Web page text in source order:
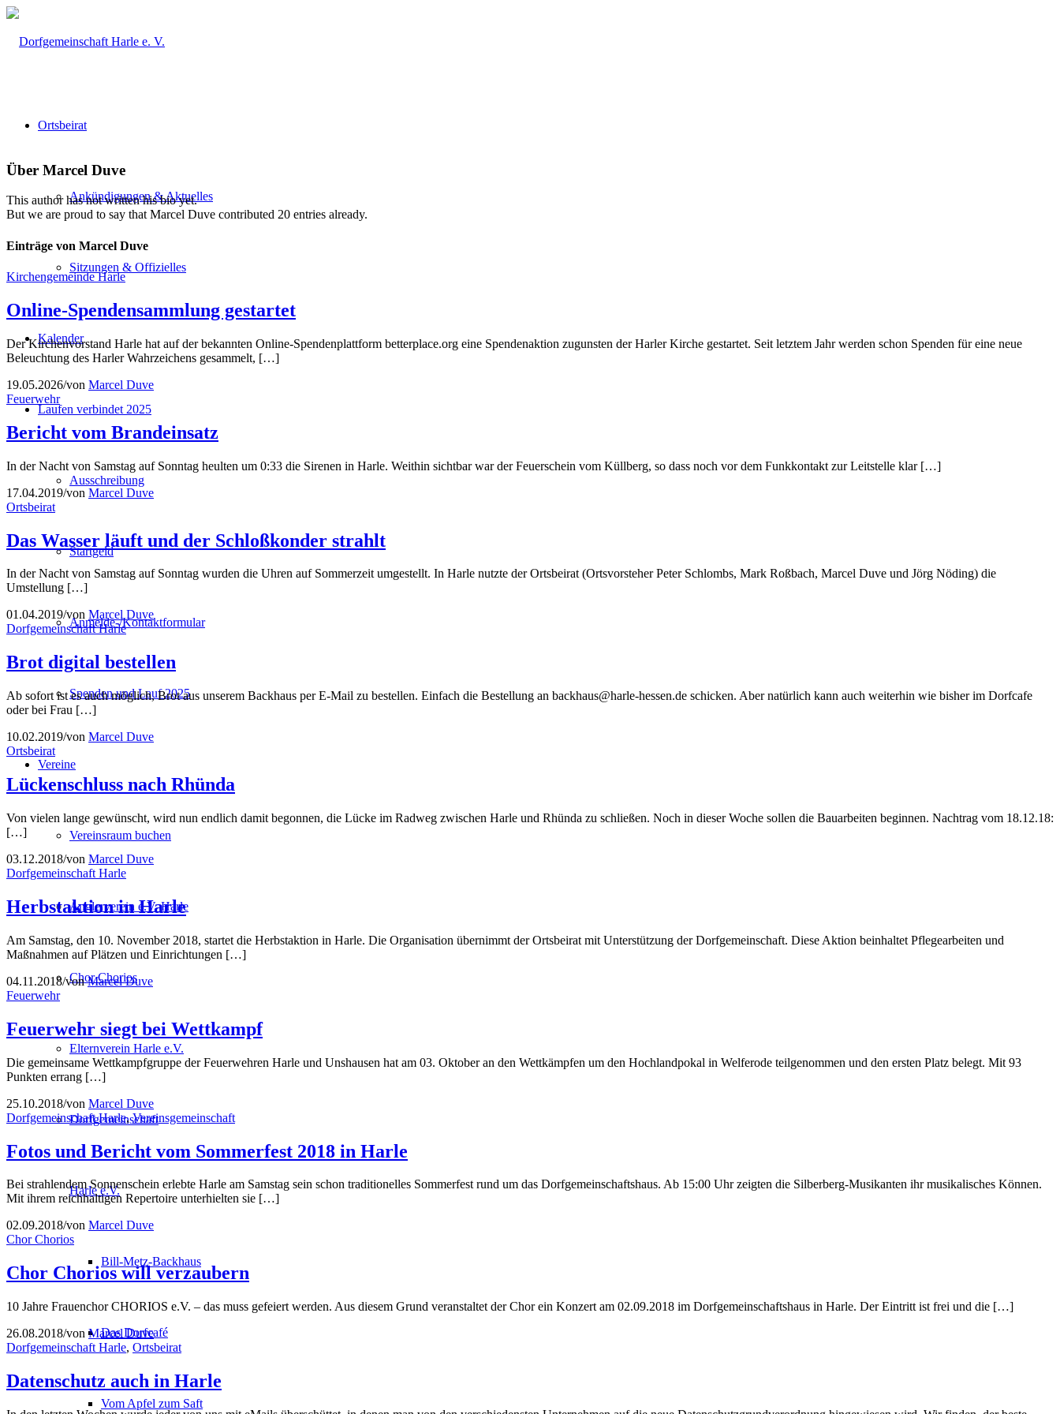
Ortsbeirat
Ankündigungen & Aktuelles
Sitzungen & Offizielles
Kalender
Laufen verbindet 2025
Ausschreibung
Startgeld
Anmelde-/Kontaktformular
Spenden und Lauf 2025
Vereine
Vereinsraum buchen
Anglerverein e.V. Harle
Chor Chorios
Elternverein Harle e.V.
Dorfgemeinschaft
Harle e.V.
Bill-Metz-Backhaus
Das Dorfcafé
Vom Apfel zum Saft
Über Marcel Duve
This author has not written his bio yet.
But we are proud to say thatMarcel Duve contributed 20 entries already.
Einträge von Marcel Duve
Kirchengemeinde Harle
Online-Spendensammlung gestartet
Der Kirchenvorstand Harle hat auf der bekannten Online-Spendenplattform betterplace.org eine Spendenaktion zugunsten der Harler Kirche gestartet. Seit letztem Jahr werden schon Spenden für eine neue
Beleuchtung des Harler Wahrzeichens gesammelt, […]
19.05.2026/von Marcel Duve
Feuerwehr
Bericht vom Brandeinsatz
In der Nacht von Samstag auf Sonntag heulten um 0:33 die Sirenen in Harle. Weithin sichtbar war der Feuerschein vom Küllberg, so dass noch vor dem Funkkontakt zur Leitstelle klar […]
17.04.2019/von Marcel Duve
Ortsbeirat
Das Wasser läuft und der Schloßkonder strahlt
In der Nacht von Samstag auf Sonntag wurden die Uhren auf Sommerzeit umgestellt. In Harle nutzte der Ortsbeirat (Ortsvorsteher Peter Schlombs, Mark Roßbach, Marcel Duve und Jörg Nöding) die
Umstellung […]
01.04.2019/von Marcel Duve
Dorfgemeinschaft Harle
Brot digital bestellen
Ab sofort ist es auch möglich, Brot aus unserem Backhaus per E-Mail zu bestellen. Einfach die Bestellung an backhaus@harle-hessen.de schicken. Aber natürlich kann auch weiterhin wie bisher im Dorfcafe
oder bei Frau […]
10.02.2019/von Marcel Duve
Ortsbeirat
Lückenschluss nach Rhünda
Von vielen lange gewünscht, wird nun endlich damit begonnen, die Lücke im Radweg zwischen Harle und Rhünda zu schließen. Noch in dieser Woche sollen die Bauarbeiten beginnen. Nachtrag vom 18.12.18:
[…]
03.12.2018/von Marcel Duve
Dorfgemeinschaft Harle
Herbstaktion in Harle
Am Samstag, den 10. November 2018, startet die Herbstaktion in Harle. Die Organisation übernimmt der Ortsbeirat mit Unterstützung der Dorfgemeinschaft. Diese Aktion beinhaltet Pflegearbeiten und
Maßnahmen auf Plätzen und Einrichtungen […]
04.11.2018/vonMarcel Duve
Feuerwehr
Feuerwehr siegt bei Wettkampf
Die gemeinsame Wettkampfgruppe der Feuerwehren Harle und Unshausen hat am 03. Oktober an den Wettkämpfen um den Hochlandpokal in Welferode teilgenommen und den ersten Platz belegt. Mit 93
Punkten errang […]
25.10.2018/von Marcel Duve
Dorfgemeinschaft Harle,Vereinsgemeinschaft
Fotos und Bericht vom Sommerfest 2018 in Harle
Bei strahlendem Sonnenschein erlebte Harle am Samstag sein schon traditionelles Sommerfest rund um das Dorfgemeinschaftshaus. Ab 15:00 Uhr zeigten die Silberberg-Musikanten ihr musikalisches Können.
Mit ihrem reichhaltigen Repertoire unterhielten sie […]
02.09.2018/von Marcel Duve
Chor Chorios
Chor Chorios will verzaubern
10 Jahre Frauenchor CHORIOS e.V. – das muss gefeiert werden. Aus diesem Grund veranstaltet der Chor ein Konzert am 02.09.2018 im Dorfgemeinschaftshaus in Harle. Der Eintritt ist frei und die […]
26.08.2018/von Marcel Duve
Dorfgemeinschaft Harle, Ortsbeirat
Datenschutz auch in Harle